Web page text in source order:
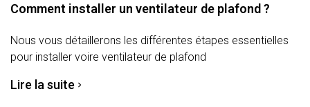
Comment installer un ventilateur de plafond ?
Nous vous détaillerons les différentes étapes essentielles
pour installer voire ventilateur de plafond
Lire la suite